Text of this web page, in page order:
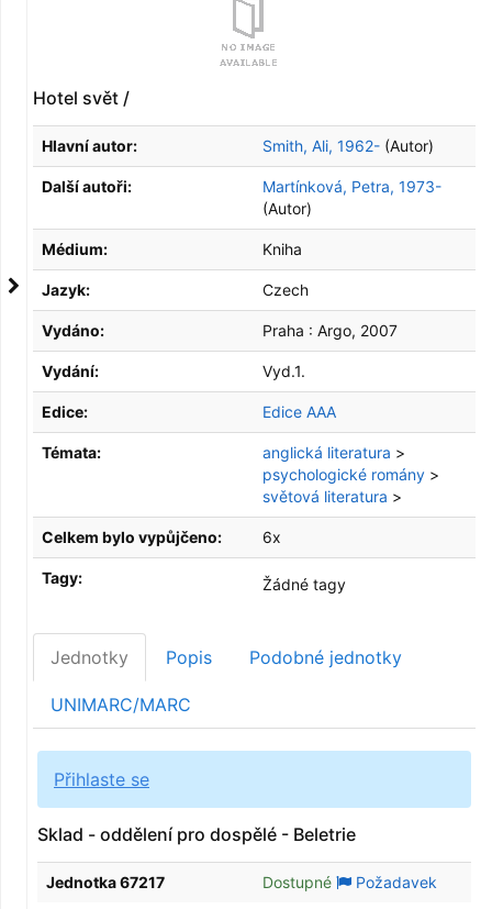
Hotel svět /
Hlavní autor: Smith, Ali, 1962- (Autor)
Další autoři:
Martínková, Petra, 1973-
(Autor)
Médium: Kniha
Jazyk: Czech
Vydáno: Praha : Argo, 2007
Vydání: Vyd.1.
Edice: Edice AAA
Témata: anglická literatura >
psychologické romány >
světová literatura >
Celkem bylo vypůjčeno: 6x
Tagy: Žádné tagy
Jednotky Popis Podobné jednotky
UNIMARC/MARC
Přihlaste se
Sklad - oddělení pro dospělé - Beletrie
Jednotka 67217 Dostupné Požadavek